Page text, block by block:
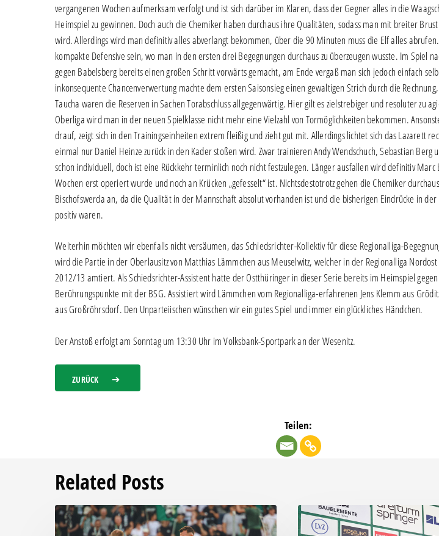
vergangenen Wochen aufmerksam verfolgt und ist sich darüber im Klaren, dass der Gegner alles in die
Heimspiel zu gewinnen. Doch auch die Chemiker haben durchaus ihre Qualitäten, sodass man mit breiter
wird. Allerdings wird man definitiv alles abverlangt bekommen, über die 90 Minuten muss die Elf alles
kompakte Defensive sein, wo man in den ersten drei Begegnungen durchaus zu überzeugen wusste. Im Spiel
gegen Babelsberg bereits einen großen Schritt vorwärts gemacht, am Ende vergaß man sich jedoch einfach
inkonsequente Chancenverwertung machte dem ersten Saisonsieg einen gewaltigen Strich durch die
Taucha waren die Reserven in Sachen Torabschluss allgegenwärtig. Hier gilt es zielstrebiger und resoluter zu
Oberliga wird man in der neuen Spielklasse nicht mehr eine Vielzahl von Tormöglichkeiten bekommen.
drauf, zeigt sich in den Trainingseinheiten extrem fleißig und zieht gut mit. Allerdings lichtet sich das Lazarett
einmal nur Daniel Heinze zurück in den Kader stoßen wird. Zwar trainieren Andy Wendschuch, Sebastian Berg
schon individuell, doch ist eine Rückkehr terminlich noch nicht festzulegen. Länger ausfallen wird definitiv
Wochen erst operiert wurde und noch an Krücken „gefesselt“ ist. Nichtsdestotrotz gehen die Chemiker
Bischofswerda an, da die Qualität in der Mannschaft absolut vorhanden ist und die bisherigen Eindrücke in
positiv waren.
Weiterhin möchten wir ebenfalls nicht versäumen, das Schiedsrichter-Kollektiv für diese Regionalliga-
wird die Partie in der Oberlausitz von Matthias Lämmchen aus Meuselwitz, welcher in der Regionalliga
2012/13 amtiert. Als Schiedsrichter-Assistent hatte der Ostthüringer in dieser Serie bereits im Heimspiel
Berührungspunkte mit der BSG. Assistiert wird Lämmchen vom Regionalliga-erfahrenen Jens Klemm aus
aus Großröhrsdorf. Den Unparteiischen wünschen wir ein gutes Spiel und immer ein glückliches Händchen.
Der Anstoß erfolgt am Sonntag um 13:30 Uhr im Volksbank-Sportpark an der Wesenitz.
ZURÜCK
Teilen:
Related Posts
Chemie
beim
Pressegespräch
vor